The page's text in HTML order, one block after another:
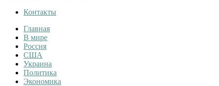
contentКонтакты
Tewi
Tewi — Новости
Главная
В мире
Россия
США
Украина
Политика
Экономика